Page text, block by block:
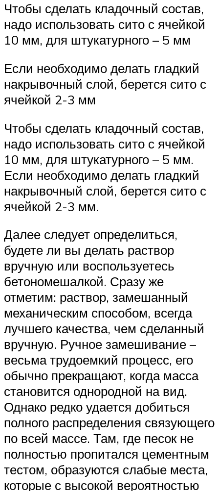
Чтобы сделать кладочный состав,
надо использовать сито с ячейкой
10 мм, для штукатурного – 5 мм
Если необходимо делать гладкий
накрывочный слой, берется сито с
ячейкой 2-3 мм
Чтобы сделать кладочный состав,
надо использовать сито с ячейкой
10 мм, для штукатурного – 5 мм.
Если необходимо делать гладкий
накрывочный слой, берется сито с
ячейкой 2-3 мм.
Далее следует определиться,
будете ли вы делать раствор
вручную или воспользуетесь
бетономешалкой. Сразу же
отметим: раствор, замешанный
механическим способом, всегда
лучшего качества, чем сделанный
вручную. Ручное замешивание –
весьма трудоемкий процесс, его
обычно прекращают, когда масса
становится однородной на вид.
Однако редко удается добиться
полного распределения связующего
по всей массе. Там, где песок не
полностью пропитался цементным
тестом, образуются слабые места,
которые с высокой вероятностью